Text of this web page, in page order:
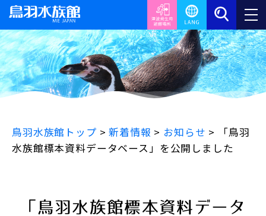
鳥羽水族館トップ >新着情報 > お知らせ >
「鳥羽
水族館標本資料データベース」を公開しました
「鳥羽水族館標本資料データ